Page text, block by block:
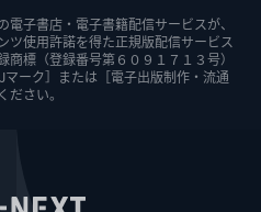
電子書店・電子書籍配信サービスが、
ツ使用許諾を得た正規版配信サービス
商標（登録番号第６０９１７１３号）
マーク］または［電子出版制作・流通
さい。